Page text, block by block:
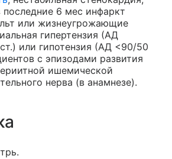
последние 6 мес инфаркт
или жизнеугрожающие
гипертензия (АД
или гипотензия (АД <90/50
с эпизодами развития
ишемической
нерва (в анамнезе).